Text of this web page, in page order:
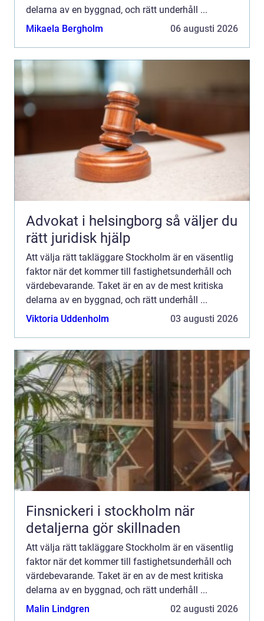
delarna av en byggnad, och rätt underhåll ...
Mikaela Bergholm
06 augusti 2026
Advokat i helsingborg så väljer du
rätt juridisk hjälp
Att välja rätt takläggare Stockholm är en väsentlig
faktor när det kommer till fastighetsunderhåll och
värdebevarande. Taket är en av de mest kritiska
delarna av en byggnad, och rätt underhåll ...
Viktoria Uddenholm
03 augusti 2026
Finsnickeri i stockholm när
detaljerna gör skillnaden
Att välja rätt takläggare Stockholm är en väsentlig
faktor när det kommer till fastighetsunderhåll och
värdebevarande. Taket är en av de mest kritiska
delarna av en byggnad, och rätt underhåll ...
Malin Lindgren
02 augusti 2026